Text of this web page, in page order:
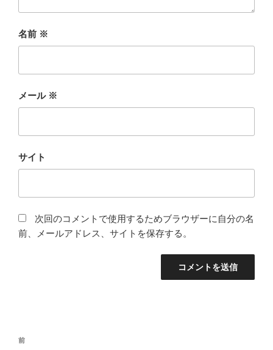
名前 ※
メール ※
サイト
次回のコメントで使用するためブラウザーに自分の名
前、メールアドレス、サイトを保存する。
投
前
前